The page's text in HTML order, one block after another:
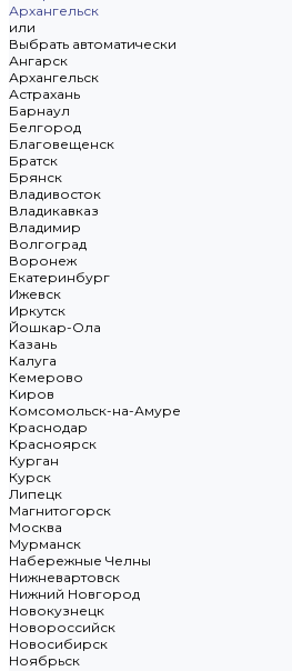
Архангельск
или
Выбрать автоматически
Ангарск
Архангельск
Астрахань
Барнаул
Белгород
Благовещенск
Братск
Брянск
Владивосток
Владикавказ
Владимир
Волгоград
Воронеж
Екатеринбург
Ижевск
Иркутск
Йошкар-Ола
Казань
Калуга
Кемерово
Киров
Комсомольск-на-Амуре
Краснодар
Красноярск
Курган
Курск
Липецк
Магнитогорск
Москва
Мурманск
Набережные Челны
Нижневартовск
Нижний Новгород
Новокузнецк
Новороссийск
Новосибирск
Ноябрьск